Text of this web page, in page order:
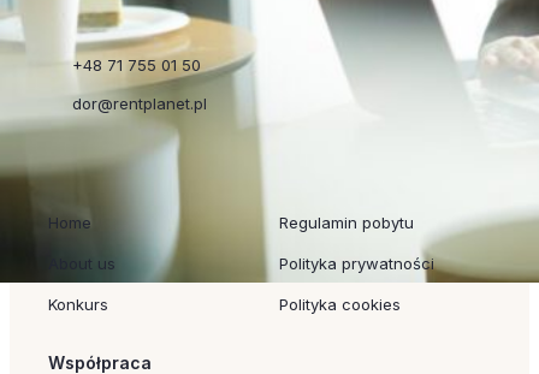
+48 71 755 01 50
dor@rentplanet.pl
Szybkie linki
Home
About us
Konkurs
Regulamin pobytu
Polityka prywatności
Polityka cookies
Współpraca